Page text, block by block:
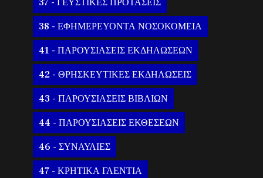
37 - ΓΕΥΣΤΙΚΕΣ ΠΡΟΤΑΣΕΙΣ
38 - ΕΦΗΜΕΡΕΥΟΝΤΑ ΝΟΣΟΚΟΜΕΙΑ
41 - ΠΑΡΟΥΣΙΑΣΕΙΣ ΕΚΔΗΛΩΣΕΩΝ
42 - ΘΡΗΣΚΕΥΤΙΚΕΣ ΕΚΔΗΛΩΣΕΙΣ
43 - ΠΑΡΟΥΣΙΑΣΕΙΣ ΒΙΒΛΙΩΝ
44 - ΠΑΡΟΥΣΙΑΣΕΙΣ ΕΚΘΕΣΕΩΝ
46 - ΣΥΝΑΥΛΙΕΣ
47 - ΚΡΗΤΙΚΑ ΓΛΕΝΤΙΑ